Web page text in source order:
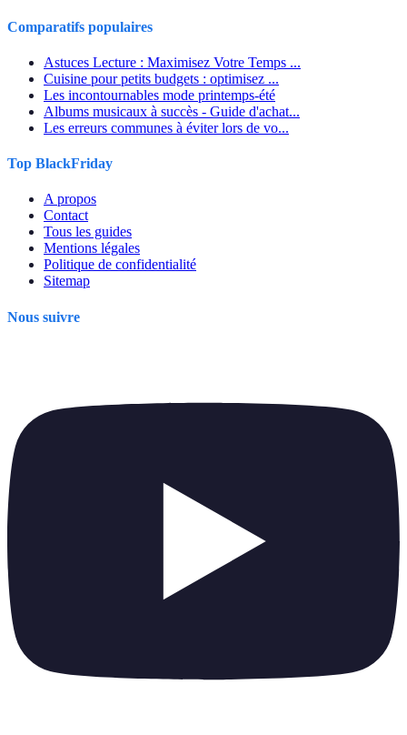
Comparatifs populaires
Astuces Lecture : Maximisez Votre Temps ...
Cuisine pour petits budgets : optimisez ...
Les incontournables mode printemps-été
Albums musicaux à succès - Guide d'achat...
Les erreurs communes à éviter lors de vo...
Top BlackFriday
A propos
Contact
Tous les guides
Mentions légales
Politique de confidentialité
Sitemap
Nous suivre